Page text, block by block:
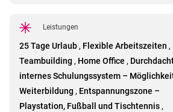
Leistungen
25 Tage Urlaub , Flexible Arbeitszeiten ,
Teambuilding , Home Office ,
internes Schulungssystem –
Weiterbildung , Entspannungszone –
Playstation, Fußball und Tischtennis ,